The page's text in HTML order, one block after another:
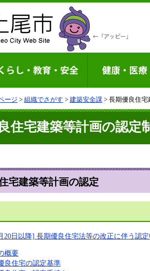
ージ > 組織でさがす > 建築安全課 > 長期優良住
住宅建築等計画の認定
宅建築等計画の認定
20日以降] 長期優良住宅法等の改正に伴う認
概要
良住宅の認定基準